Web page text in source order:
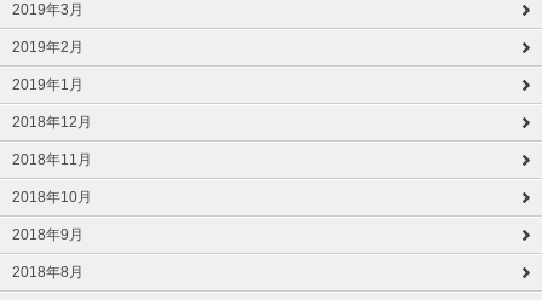
2019年3月
2019年2月
2019年1月
2018年12月
2018年11月
2018年10月
2018年9月
2018年8月